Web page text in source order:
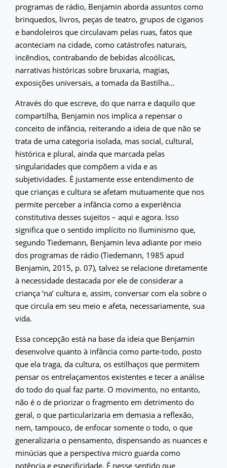
programas de rádio, Benjamin aborda assuntos como
brinquedos, livros, peças de teatro, grupos de ciganos
e bandoleiros que circulavam pelas ruas, fatos que
aconteciam na cidade, como catástrofes naturais,
incêndios, contrabando de bebidas alcoólicas,
narrativas históricas sobre bruxaria, magias,
exposições universais, a tomada da Bastilha…
Através do que escreve, do que narra e daquilo que
compartilha, Benjamin nos implica a repensar o
conceito de infância, reiterando a ideia de que não se
trata de uma categoria isolada, mas social, cultural,
histórica e plural, ainda que marcada pelas
singularidades que compõem a vida e as
subjetividades. É justamente esse entendimento de
que crianças e cultura se afetam mutuamente que nos
permite perceber a infância como a experiência
constitutiva desses sujeitos – aqui e agora. Isso
significa que o sentido implícito no Iluminismo que,
segundo Tiedemann, Benjamin leva adiante por meio
dos programas de rádio (Tiedemann, 1985 apud
Benjamin, 2015, p. 07), talvez se relacione diretamente
à necessidade destacada por ele de considerar a
criança ‘na’ cultura e, assim, conversar com ela sobre o
que circula em seu meio e afeta, necessariamente, sua
vida.
Essa concepção está na base da ideia que Benjamin
desenvolve quanto à infância como parte-todo, posto
que ela traga, da cultura, os estilhaços que permitem
pensar os entrelaçamentos existentes e tecer a análise
do todo do qual faz parte. O movimento, no entanto,
não é o de priorizar o fragmento em detrimento do
geral, o que particularizaria em demasia a reflexão,
nem, tampouco, de enfocar somente o todo, o que
generalizaria o pensamento, dispensando as nuances e
minúcias que a perspectiva micro guarda como
potência e especificidade. É nesse sentido que